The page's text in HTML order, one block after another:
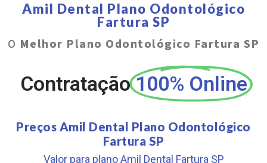
Amil Dental Plano Odontológico
Fartura SP
O Melhor Plano Odontológico Fartura SP
Contratação 100% Online
Preços Amil Dental Plano Odontológico
Fartura SP
Valor para plano Amil Dental Fartura SP